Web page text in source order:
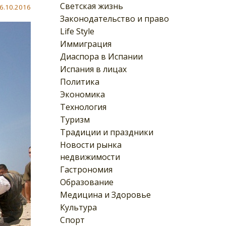
Светская жизнь
Законодательство и право
Life Style
Иммиграция
Диаспора в Испании
Испания в лицах
Политика
Экономика
Технология
Туризм
Традиции и праздники
Новости рынка
недвижимости
Гастрономия
Образование
Медицина и Здоровье
Культура
Спорт